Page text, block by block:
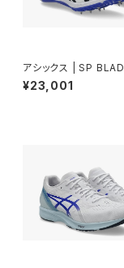
アシックス | SP
HITE/COBALT
sex
¥23,001